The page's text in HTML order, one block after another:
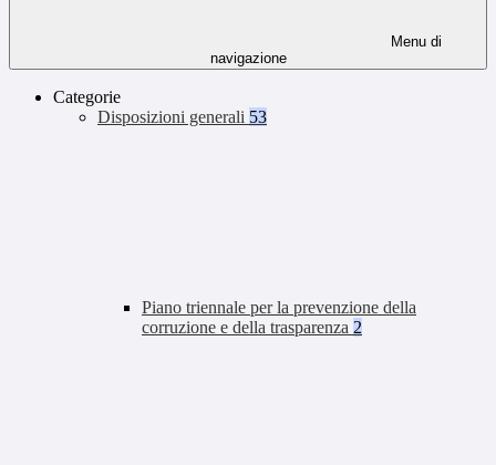
Menu di
navigazione
Categorie
Disposizioni generali 53
Piano triennale per la prevenzione della
corruzione e della trasparenza 2